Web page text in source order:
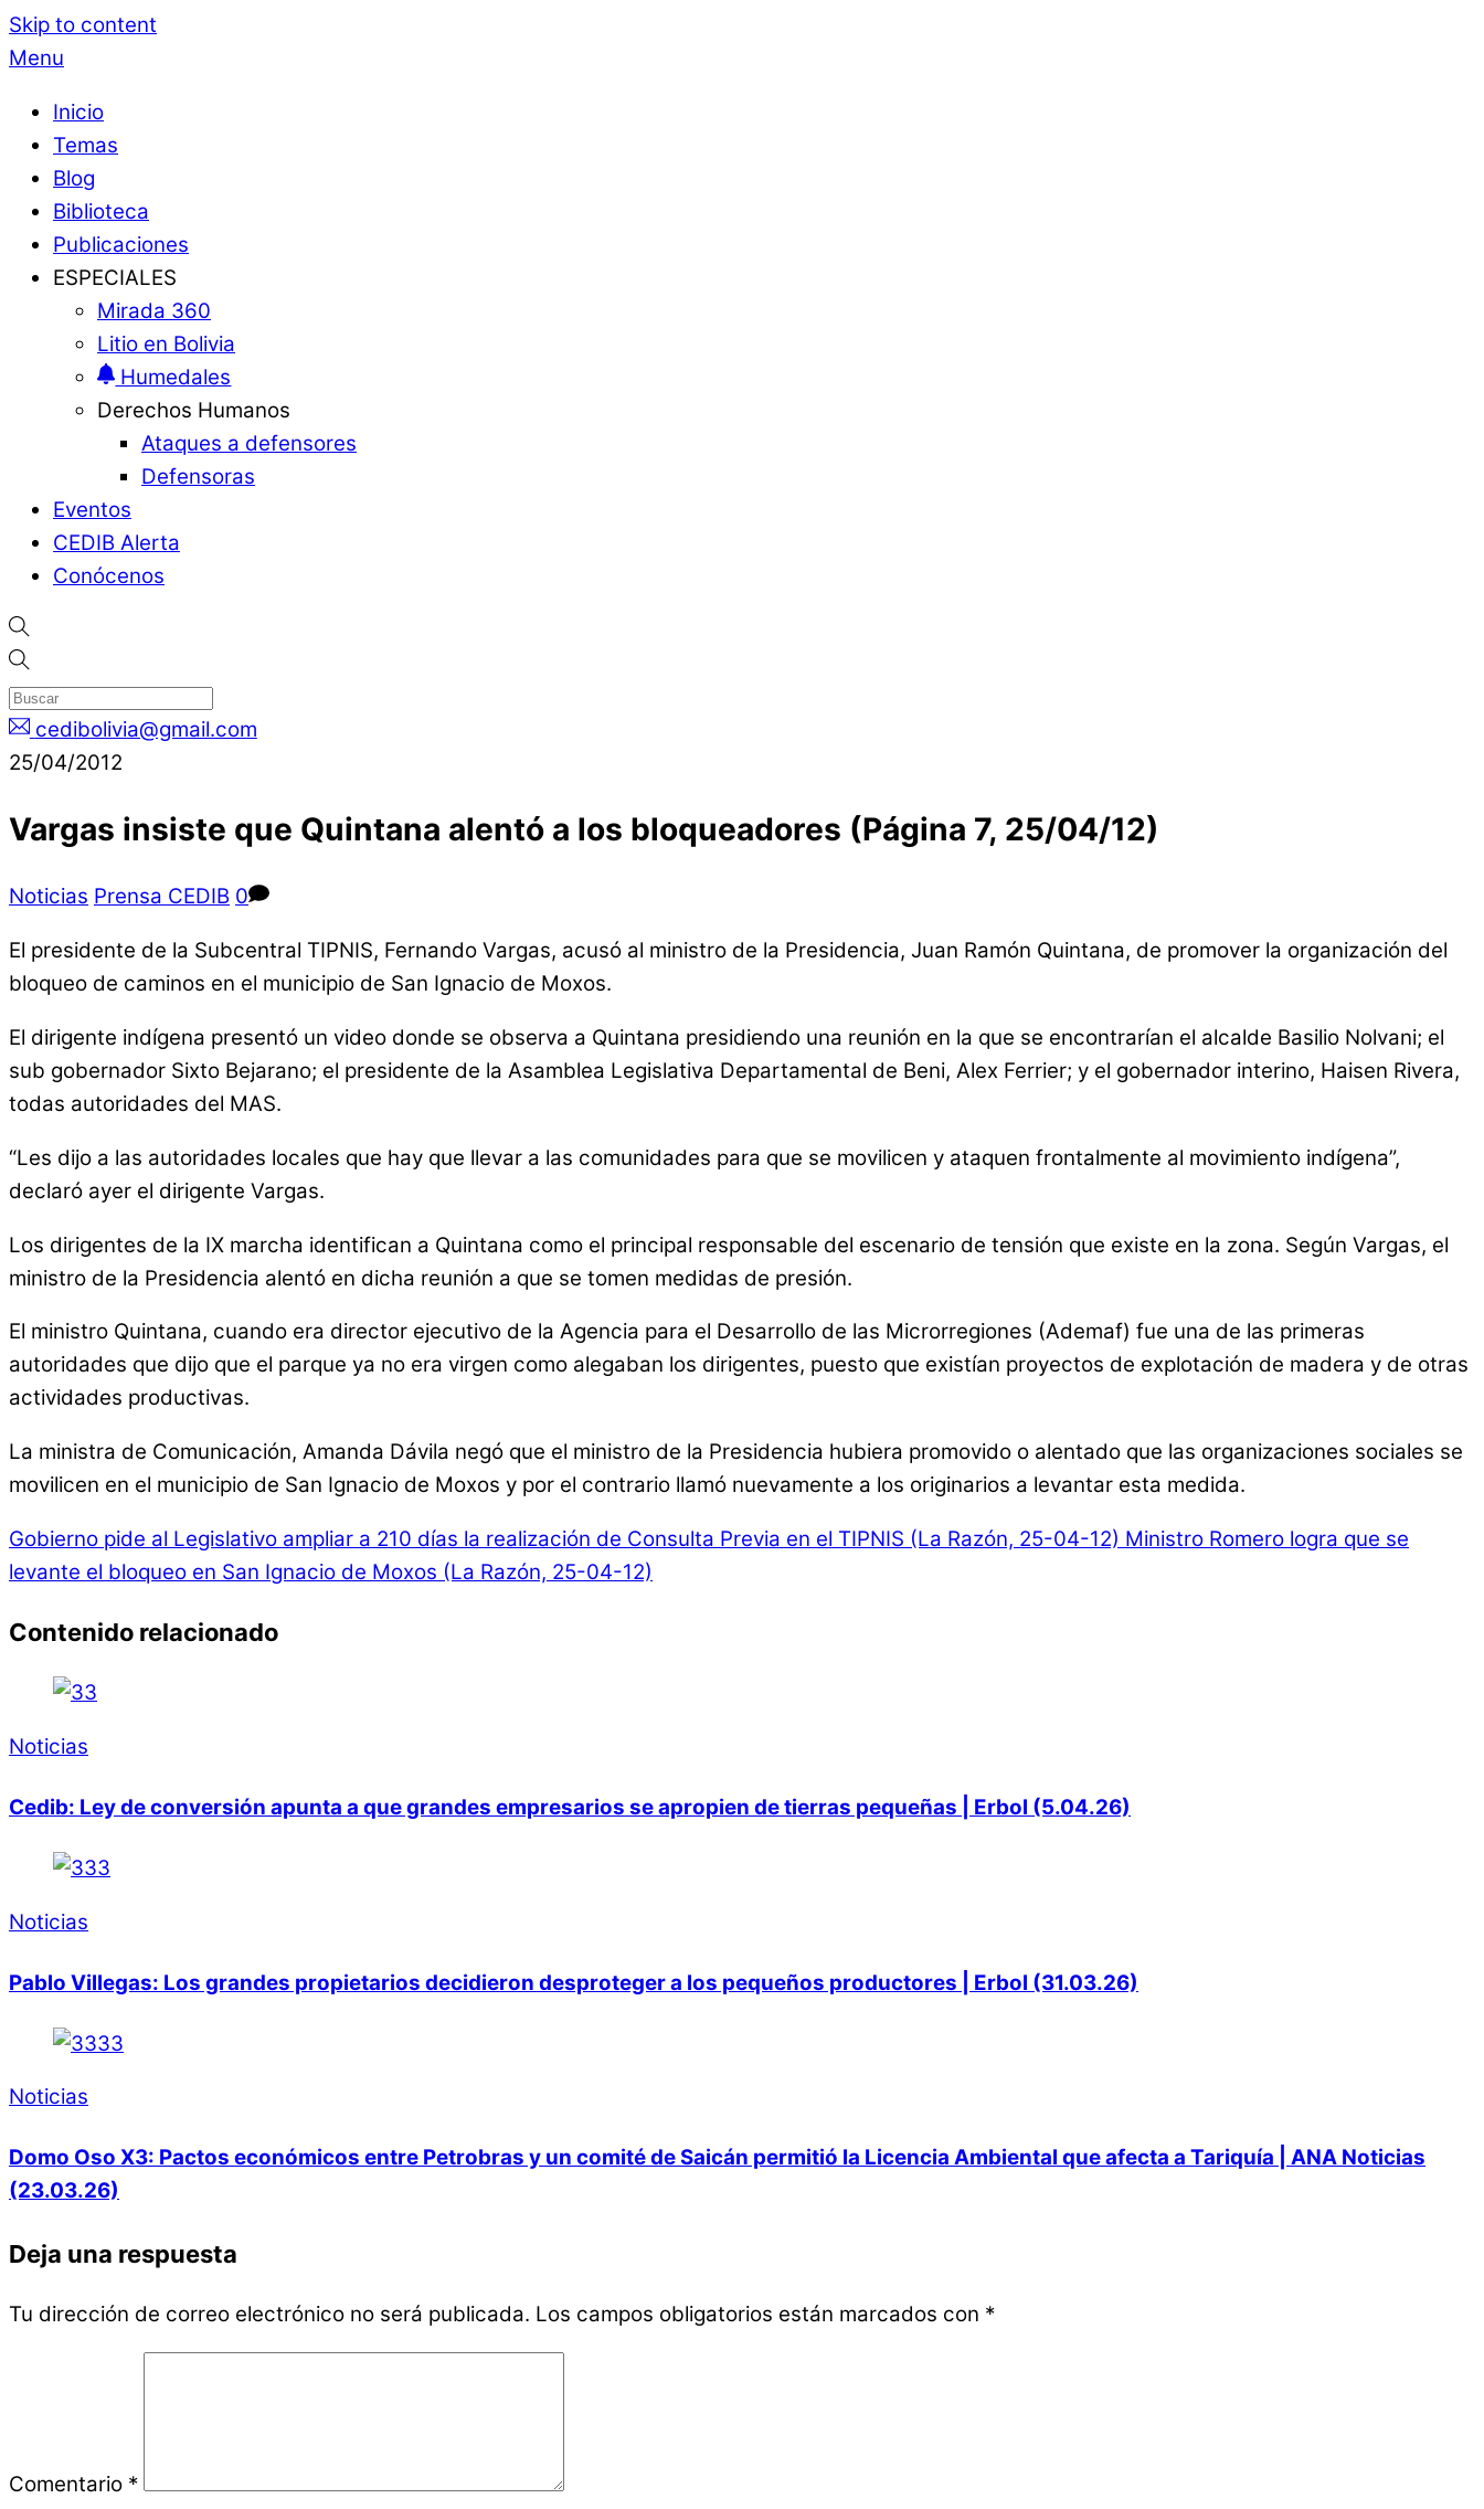
Skip to content
Menu
Inicio
Temas
Blog
Biblioteca
Publicaciones
ESPECIALES
Mirada 360
Litio en Bolivia
Humedales
Derechos Humanos
Ataques a defensores
Defensoras
Eventos
CEDIB Alerta
Conócenos
cedibolivia@gmail.com
25/04/2012
Vargas insiste que Quintana alentó a los bloqueadores (Página 7, 25/04/12)
Noticias Prensa CEDIB 0
El presidente de la Subcentral TIPNIS, Fernando Vargas, acusó al ministro de la Presidencia, Juan Ramón Quintana, de promover la organización del
bloqueo de caminos en el municipio de San Ignacio de Moxos.
El dirigente indígena presentó un video donde se observa a Quintana presidiendo una reunión en la que se encontrarían el alcalde Basilio Nolvani; el
sub gobernador Sixto Bejarano; el presidente de la Asamblea Legislativa Departamental de Beni, Alex Ferrier; y el gobernador interino, Haisen Rivera,
todas autoridades del MAS.
“Les dijo a las autoridades locales que hay que llevar a las comunidades para que se movilicen y ataquen frontalmente al movimiento indígena”,
declaró ayer el dirigente Vargas.
Los dirigentes de la IX marcha identifican a Quintana como el principal responsable del escenario de tensión que existe en la zona. Según Vargas, el
ministro de la Presidencia alentó en dicha reunión a que se tomen medidas de presión.
El ministro Quintana, cuando era director ejecutivo de la Agencia para el Desarrollo de las Microrregiones (Ademaf) fue una de las primeras
autoridades que dijo que el parque ya no era virgen como alegaban los dirigentes, puesto que existían proyectos de explotación de madera y de otras
actividades productivas.
La ministra de Comunicación, Amanda Dávila negó que el ministro de la Presidencia hubiera promovido o alentado que las organizaciones sociales se
movilicen en el municipio de San Ignacio de Moxos y por el contrario llamó nuevamente a los originarios a levantar esta medida.
Gobierno pide al Legislativo ampliar a 210 días la realización de Consulta Previa en el TIPNIS (La Razón, 25-04-12) Ministro Romero logra que se
levante el bloqueo en San Ignacio de Moxos (La Razón, 25-04-12)
Contenido relacionado
Noticias
Cedib: Ley de conversión apunta a que grandes empresarios se apropien de tierras pequeñas | Erbol (5.04.26)
Noticias
Pablo Villegas: Los grandes propietarios decidieron desproteger a los pequeños productores | Erbol (31.03.26)
Noticias
Domo Oso X3: Pactos económicos entre Petrobras y un comité de Saicán permitió la Licencia Ambiental que afecta a Tariquía | ANA Noticias
(23.03.26)
Deja una respuesta
Tu dirección de correo electrónico no será publicada. Los campos obligatorios están marcados con *
Comentario *